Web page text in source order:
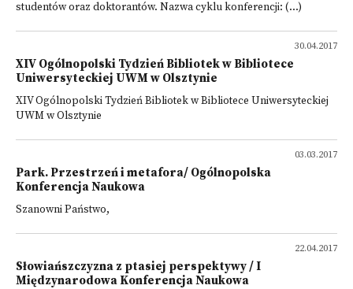
studentów oraz doktorantów. Nazwa cyklu konferencji: (...)
30.04.2017
XIV Ogólnopolski Tydzień Bibliotek w Bibliotece
Uniwersyteckiej UWM w Olsztynie
XIV Ogólnopolski Tydzień Bibliotek w Bibliotece Uniwersyteckiej
UWM w Olsztynie
03.03.2017
Park. Przestrzeń i metafora/ Ogólnopolska
Konferencja Naukowa
Szanowni Państwo,
22.04.2017
Słowiańszczyzna z ptasiej perspektywy / I
Międzynarodowa Konferencja Naukowa